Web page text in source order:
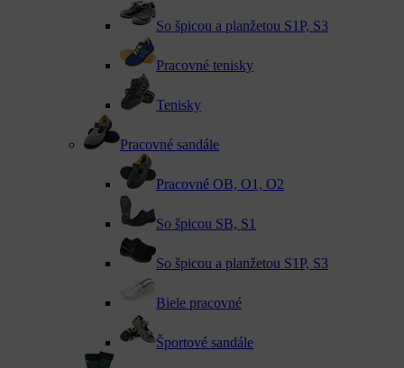
So špicou a planžetou S1P, S3
Pracovné tenisky
Tenisky
Pracovné sandále
Pracovné OB, O1, O2
So špicou SB, S1
So špicou a planžetou S1P, S3
Biele pracovné
Športové sandále